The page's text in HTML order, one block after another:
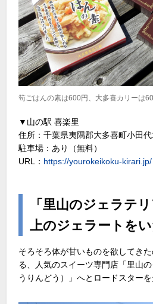
筍ごはんの素は600円、大多喜カリーは
▼山の駅 喜楽里
住所：千葉県夷隅郡大多喜町小田
駐車場：あり（無料）
URL： https://yourokeikoku-kirari.jp/
「里山のジェラテ
上のジェラートをい
そろそろ体が甘いものを欲してき
る、人気のスイーツ専門店「里山
うりんどう）」へとロードスターを